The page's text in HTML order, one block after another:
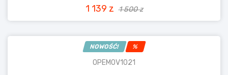
1 139 z 1 500 z
NOWOŚĆ! %
OPEMOV1021